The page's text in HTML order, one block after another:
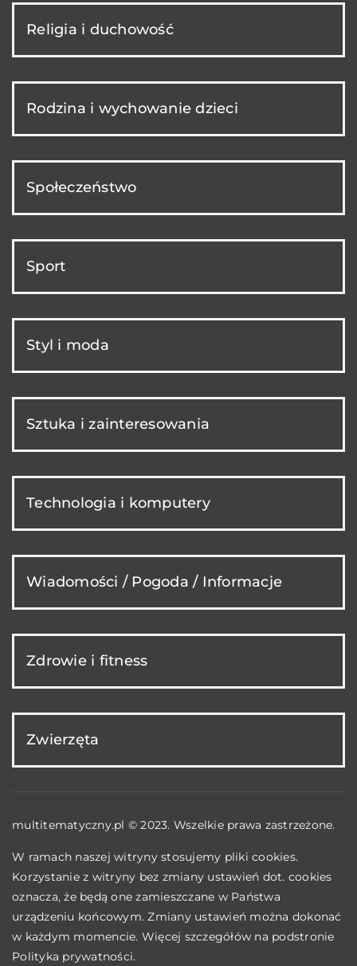
Religia i duchowość
Rodzina i wychowanie dzieci
Społeczeństwo
Sport
Styl i moda
Sztuka i zainteresowania
Technologia i komputery
Wiadomości / Pogoda / Informacje
Zdrowie i fitness
Zwierzęta
multitematyczny.pl © 2023. Wszelkie prawa zastrzeżone.
W ramach naszej witryny stosujemy pliki cookies.
Korzystanie z witryny bez zmiany ustawień dot. cookies
oznacza, że będą one zamieszczane w Państwa
urządzeniu końcowym. Zmiany ustawień można dokonać
w każdym momencie. Więcej szczegółów na podstronie
Polityka prywatności.